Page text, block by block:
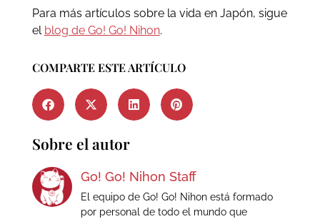
Para más artículos sobre la vida en Japón, sigue
el blog de Go! Go! Nihon.
COMPARTE ESTE ARTÍCULO
Sobre el autor
Go! Go! Nihon Staff
El equipo de Go! Go! Nihon está formado
por personal de todo el mundo que